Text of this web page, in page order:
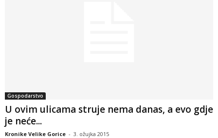
Gospodarstvo
U ovim ulicama struje nema danas, a evo gdje
je neće...
Kronike Velike Gorice - 3. ožujka 2015